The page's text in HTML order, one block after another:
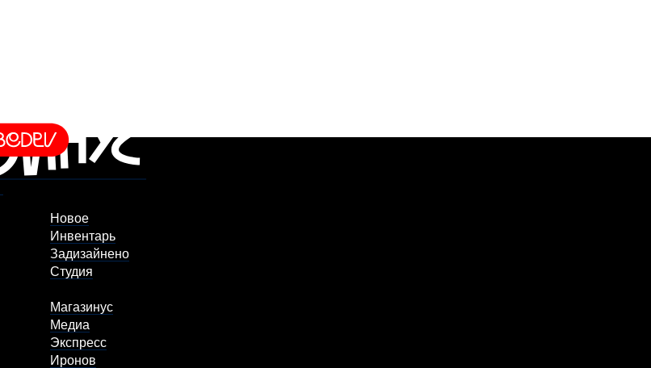
Новое
Инвентарь
Задизайнено
Студия
Магазинус
Медиа
Экспресс
Иронов